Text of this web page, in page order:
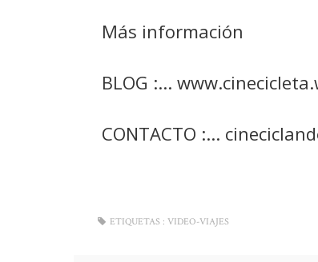
Más información
BLOG :...
CONTACTO :...
ETIQUETAS : VIDEO-VIAJES